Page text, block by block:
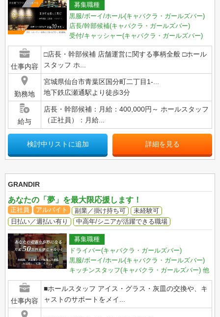
募集職種
黒服/ボーイ/ホール(キャバクラ・ガールズバー)
店長/幹部候補(キャバクラ・ガールズバー)
受付/キャッシャー(キャバクラ・ガールズバー)
仕事内容
□店長・幹部候補 店舗運営に関する事柄全般 □ホール
スタッフ ホ...
勤務地
宮城県仙台市青葉区国分町二丁目1-...
地下鉄広瀬通駅より徒歩3分
給与
店長・幹部候補：月給：400,000円～ ホールスタッフ
（正社員）：月給...
検討中リストに追加 詳細を見る
GRANDIR
あなたの「夢」を最大限応援します！
正社員 アルバイト 副業／掛け持ち可
未経験可
日払い／週払い有り
中高年/シニアが活躍できる職場
募集職種
ドライバー(キャバクラ・ガールズバー)
黒服/ボーイ/ホール(キャバクラ・ガールズバー)
キッチンスタッフ(キャバクラ・ガールズバー) 他
仕事内容
■ホールスタッフ アイス・グラス・灰皿の交換や、キ
ャストのサポートをメイ...